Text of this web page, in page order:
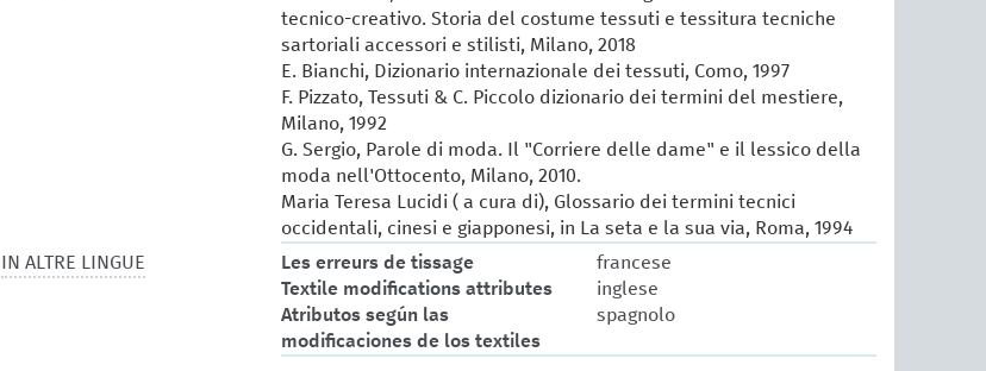
tecnico-creativo. Storia del costume tessuti e tessitura tecniche
sartoriali accessori e stilisti, Milano, 2018
E. Bianchi, Dizionario internazionale dei tessuti, Como, 1997
F. Pizzato, Tessuti & C. Piccolo dizionario dei termini del mestiere,
Milano, 1992
G. Sergio, Parole di moda. Il "Corriere delle dame" e il lessico della
moda nell'Ottocento, Milano, 2010.
Maria Teresa Lucidi ( a cura di), Glossario dei termini tecnici
occidentali, cinesi e giapponesi, in La seta e la sua via, Roma, 1994
IN ALTRE LINGUE
Les erreurs de tissage
francese
Textile modifications attributes
inglese
Atributos según las
modificaciones de los textiles
spagnolo